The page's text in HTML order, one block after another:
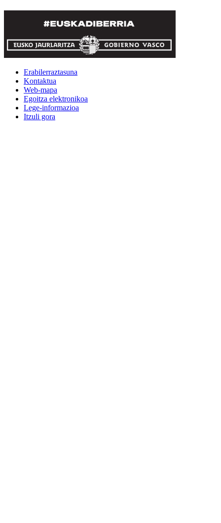
Erabilerraztasuna
Kontaktua
Web-mapa
Egoitza elektronikoa
Lege-informazioa
Itzuli gora